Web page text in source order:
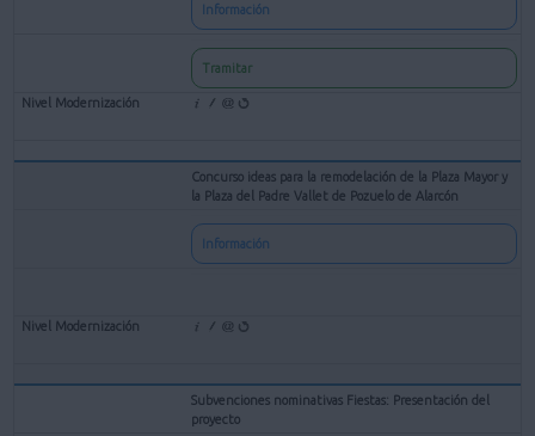
Información
Tramitar
Concurso ideas para la remodelación de la Plaza Mayor y
la Plaza del Padre Vallet de Pozuelo de Alarcón
Información
Subvenciones nominativas Fiestas: Presentación del
proyecto